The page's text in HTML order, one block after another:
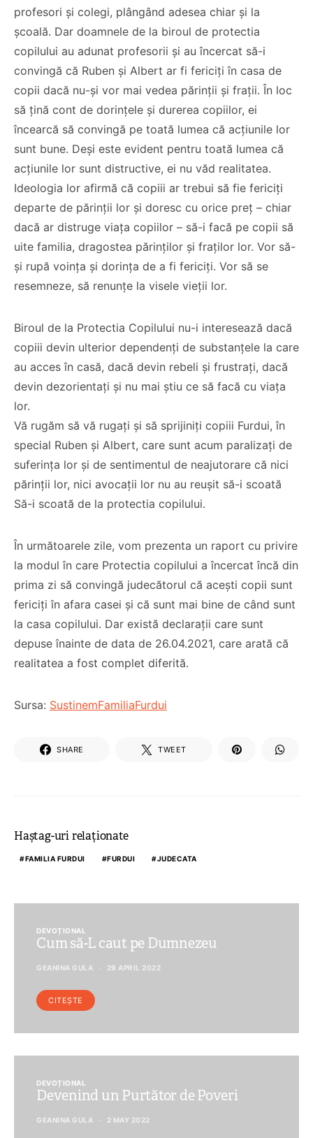
profesori și colegi, plângând adesea chiar și la
școală. Dar doamnele de la biroul de protectia
copilului au adunat profesorii și au încercat să-i
convingă că Ruben și Albert ar fi fericiți în casa de
copii dacă nu-și vor mai vedea părinții și frații. În loc
să țină cont de dorințele și durerea copiilor, ei
încearcă să convingă pe toată lumea că acțiunile lor
sunt bune. Deși este evident pentru toată lumea că
acțiunile lor sunt distructive, ei nu văd realitatea.
Ideologia lor afirmă că copiii ar trebui să fie fericiți
departe de părinții lor și doresc cu orice preț – chiar
dacă ar distruge viața copiilor – să-i facă pe copii să
uite familia, dragostea părinților și fraților lor. Vor să-
și rupă voința și dorința de a fi fericiți. Vor să se
resemneze, să renunțe la visele vieții lor.
Biroul de la Protectia Copilului nu-i interesează dacă
copiii devin ulterior dependenți de substanțele la care
au acces în casă, dacă devin rebeli și frustrați, dacă
devin dezorientați și nu mai știu ce să facă cu viața
lor.
Vă rugăm să vă rugați și să sprijiniți copiii Furdui, în
special Ruben și Albert, care sunt acum paralizați de
suferința lor și de sentimentul de neajutorare că nici
părinții lor, nici avocații lor nu au reușit să-i scoată
Să-i scoată de la protectia copilului.
În următoarele zile, vom prezenta un raport cu privire
la modul în care Protectia copilului a încercat încă din
prima zi să convingă judecătorul că acești copii sunt
fericiți în afara casei și că sunt mai bine de când sunt
la casa copilului. Dar există declarații care sunt
depuse înainte de data de 26.04.2021, care arată că
realitatea a fost complet diferită.
Sursa: SustinemFamiliaFurdui
SHARE TWEET
Haștag-uri relaționate
FAMILIA FURDUI FURDUI JUDECATA
DEVOȚIONAL
Cum să-L caut pe Dumnezeu
GEANINA GULA 29 APRIL 2022
CITEȘTE
DEVOȚIONAL
Devenind un Purtător de Poveri
GEANINA GULA 2 MAY 2022